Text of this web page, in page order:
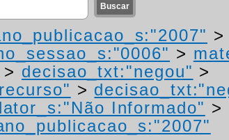
>
>
> decisao_txt:"negou" >
>
Informado" >